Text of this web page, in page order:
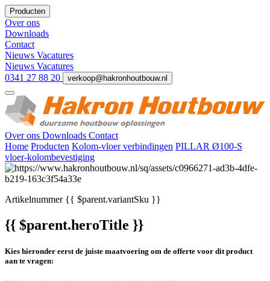
Producten
Over ons
Downloads
Contact
Nieuws Vacatures
Nieuws Vacatures
0341 27 88 20
verkoop@hakronhoutbouw.nl
Over ons Downloads Contact
Home Producten Kolom-vloer verbindingen PILLAR Ø100-S
vloer-kolombevestiging
Artikelnummer{{ $parent.variantSku }}
{{ $parent.heroTitle }}
Kies hieronder eerst de juiste maatvoering om de offerte voor dit product
aan te vragen: